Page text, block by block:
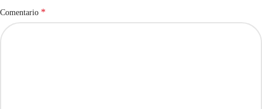
Comentario *